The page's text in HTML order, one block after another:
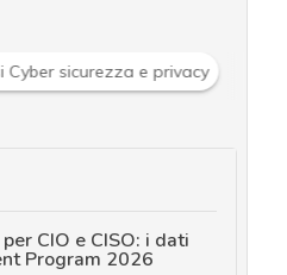
le ultime news in tempo reale e
CIO e CISO: i dati
Program 2026